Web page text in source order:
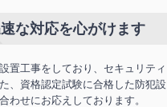
な対応を心がけます
置工事をしており、セキュリティ
、資格認定試験に合格した防犯設
わせにお応えしております。